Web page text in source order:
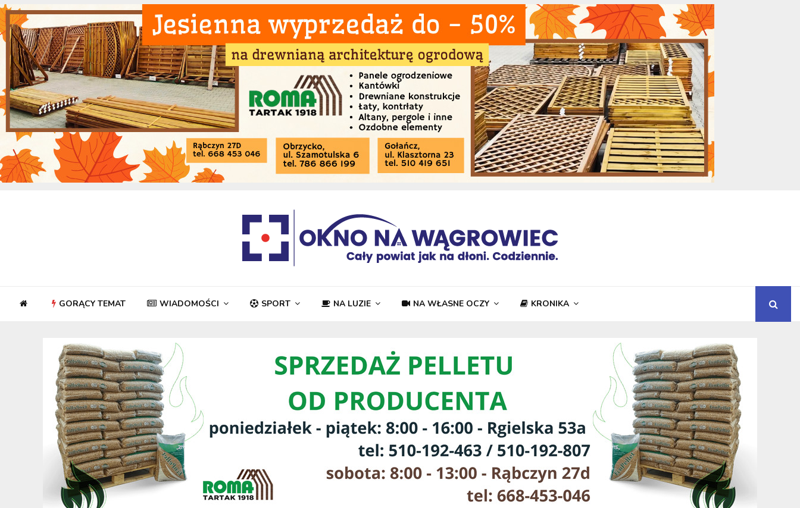
GORĄCY TEMAT WIADOMOŚCI SPORT NA LUZIE NA WŁASNE OCZY KRONIKA